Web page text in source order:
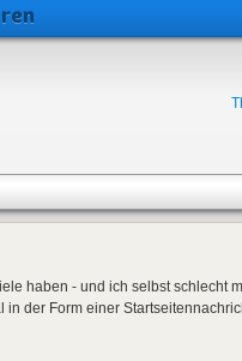
haben - und ich selbst schlecht
der Form einer